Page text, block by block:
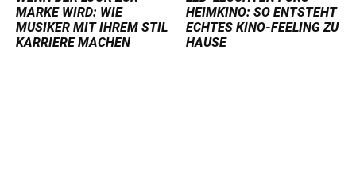
MARKE WIRD: WIE
MUSIKER MIT IHREM STIL
KARRIERE MACHEN
HEIMKINO: SO ENTSTEHT
ECHTES KINO-FEELING ZU
HAUSE